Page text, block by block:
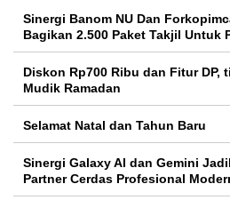
Sinergi Banom NU Dan
Bagikan 2.500 Paket Takjil Untuk
Diskon Rp700 Ribu dan Fitur DP,
Mudik Ramadan
Selamat Natal dan Tahun Baru
Sinergi Galaxy AI dan Gemini
Partner Cerdas Profesional